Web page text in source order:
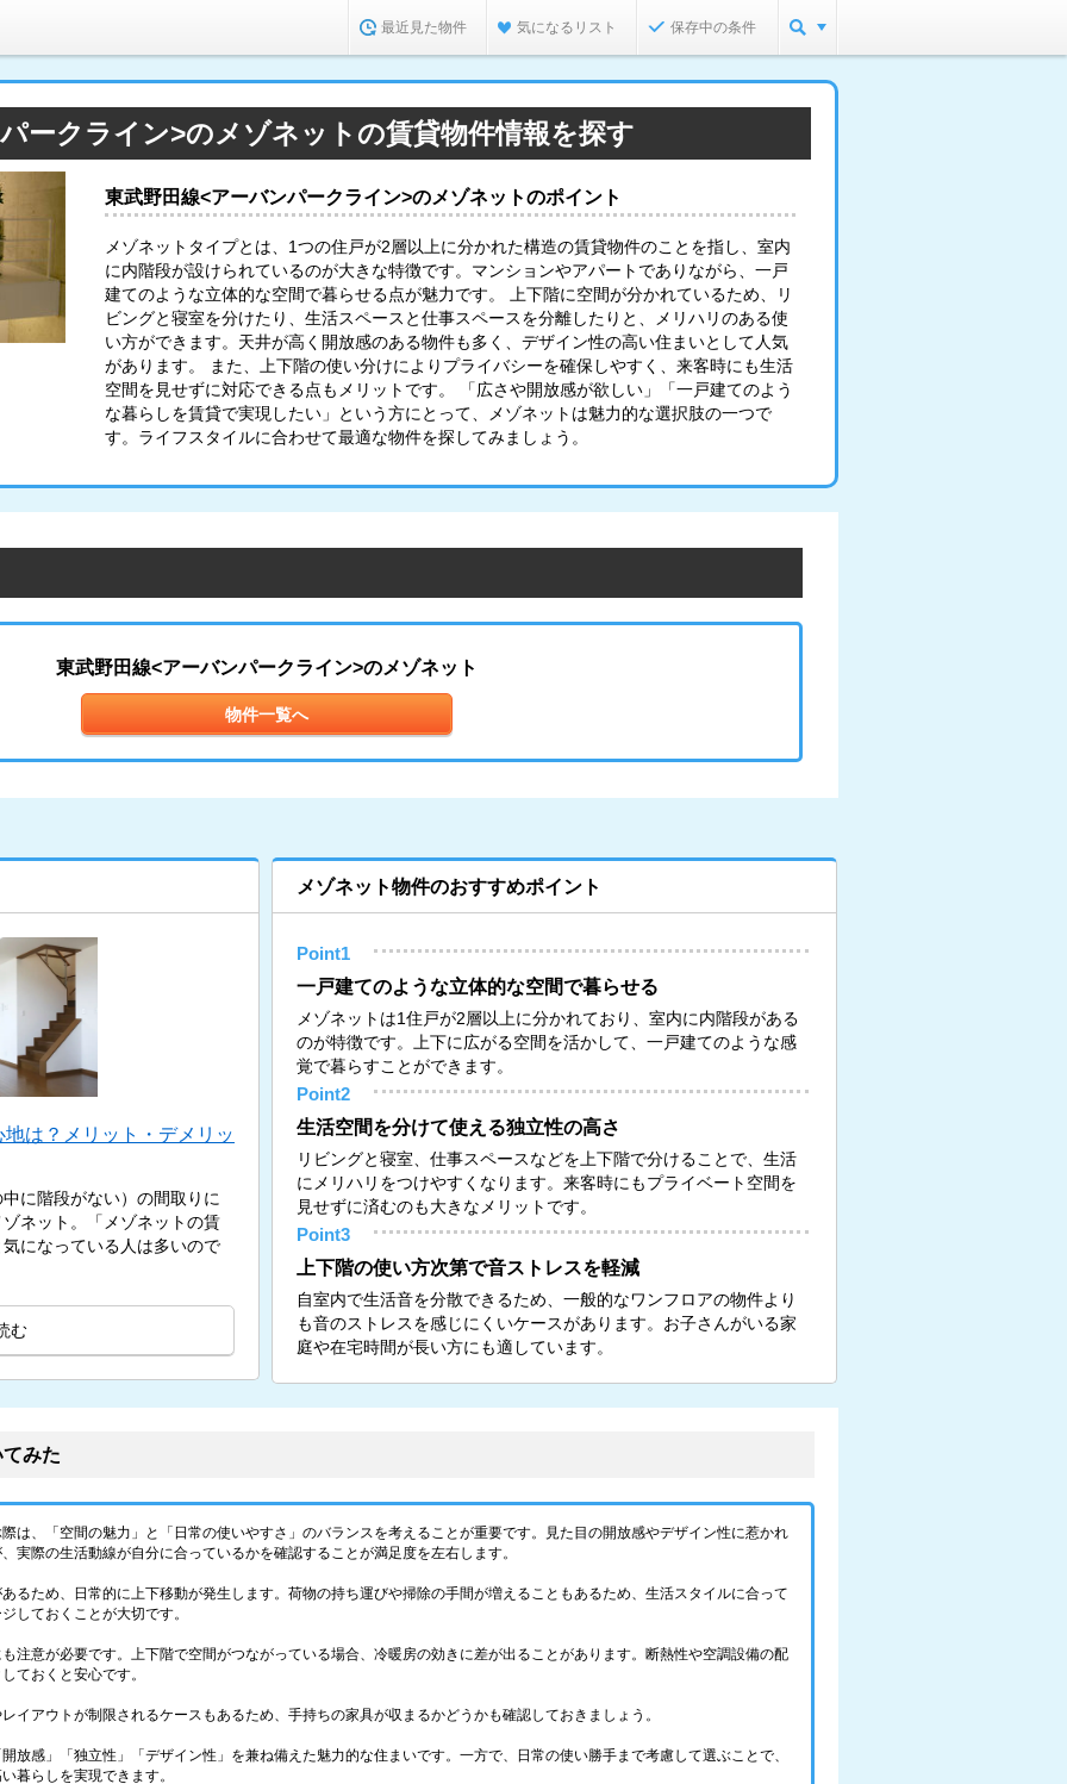
最近見た物件 気になるリスト 保存中の条件
ークライン>のメゾネットの賃貸物件情報を探す
東武野田線<アーバンパークライン>のメゾネットのポイント
メゾネットタイプとは、1つの住戸が2層以上に分かれた構造の賃貸物件のことを指し、室内
に内階段が設けられているのが大きな特徴です。マンションやアパートでありながら、一戸
建てのような立体的な空間で暮らせる点が魅力です。 上下階に空間が分かれているため、リ
ビングと寝室を分けたり、生活スペースと仕事スペースを分離したりと、メリハリのある使
い方ができます。天井が高く開放感のある物件も多く、デザイン性の高い住まいとして人気
があります。 また、上下階の使い分けによりプライバシーを確保しやすく、来客時にも生活
空間を見せずに対応できる点もメリットです。 「広さや開放感が欲しい」「一戸建てのよう
な暮らしを賃貸で実現したい」という方にとって、メゾネットは魅力的な選択肢の一つで
す。ライフスタイルに合わせて最適な物件を探してみましょう。
東武野田線<アーバンパークライン>のメゾネット
物件一覧へ
は？メリット・デメリッ
に階段がない）の間取りに
ネット。「メゾネットの賃
になっている人は多いので
む
メゾネット物件のおすすめポイント
Point1
一戸建てのような立体的な空間で暮らせる
メゾネットは1住戸が2層以上に分かれており、室内に内階段がある
のが特徴です。上下に広がる空間を活かして、一戸建てのような感
覚で暮らすことができます。
Point2
生活空間を分けて使える独立性の高さ
リビングと寝室、仕事スペースなどを上下階で分けることで、生活
にメリハリをつけやすくなります。来客時にもプライベート空間を
見せずに済むのも大きなメリットです。
Point3
上下階の使い方次第で音ストレスを軽減
自室内で生活音を分散できるため、一般的なワンフロアの物件より
も音のストレスを感じにくいケースがあります。お子さんがいる家
庭や在宅時間が長い方にも適しています。
みた
際は、「空間の魅力」と「日常の使いやすさ」のバランスを考えることが重要です。見た目の開放感やデザイン性に惹かれ
実際の生活動線が自分に合っているかを確認することが満足度を左右します。
るため、日常的に上下移動が発生します。荷物の持ち運びや掃除の手間が増えることもあるため、生活スタイルに合って
しておくことが大切です。
注意が必要です。上下階で空間がつながっている場合、冷暖房の効きに差が出ることがあります。断熱性や空調設備の配
ておくと安心です。
イアウトが制限されるケースもあるため、手持ちの家具が収まるかどうかも確認しておきましょう。
放感」「独立性」「デザイン性」を兼ね備えた魅力的な住まいです。一方で、日常の使い勝手まで考慮して選ぶことで、
暮らしを実現できます。